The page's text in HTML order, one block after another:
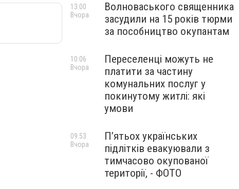
Волноваського священника
засудили на 15 років тюрми
за пособництво окупантам
13:00
Вчора
Переселенці можуть не
платити за частину
комунальних послуг у
покинутому житлі: які
умови
10:06
Вчора
П’ятьох українських
підлітків евакуювали з
тимчасово окупованої
території, - ФОТО
09:53
Вчора